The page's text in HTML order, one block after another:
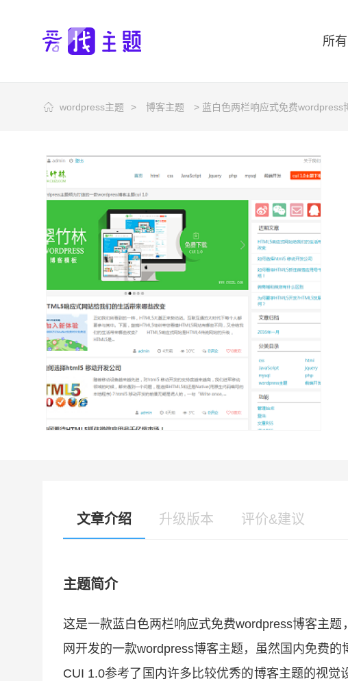
所
wordpress主题 > 博客主题 > 蓝白色两栏响应式免费wordpress
文章介绍 升级版本 评价&建议
主题简介
这是一款蓝白色两栏响应式免费wordpress博客主
网开发的一款wordpress博客主题，虽然国内免费
CUI 1.0参考了国内许多比较优秀的博客主题的视